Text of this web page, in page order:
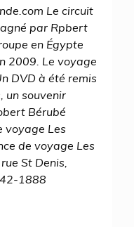
Le circuit
par Rpbert
en Égypte
2009. Le voyage
DVD à été remis
un souvenir
Bérubé
voyage Les
de voyage Les
St Denis,
1888